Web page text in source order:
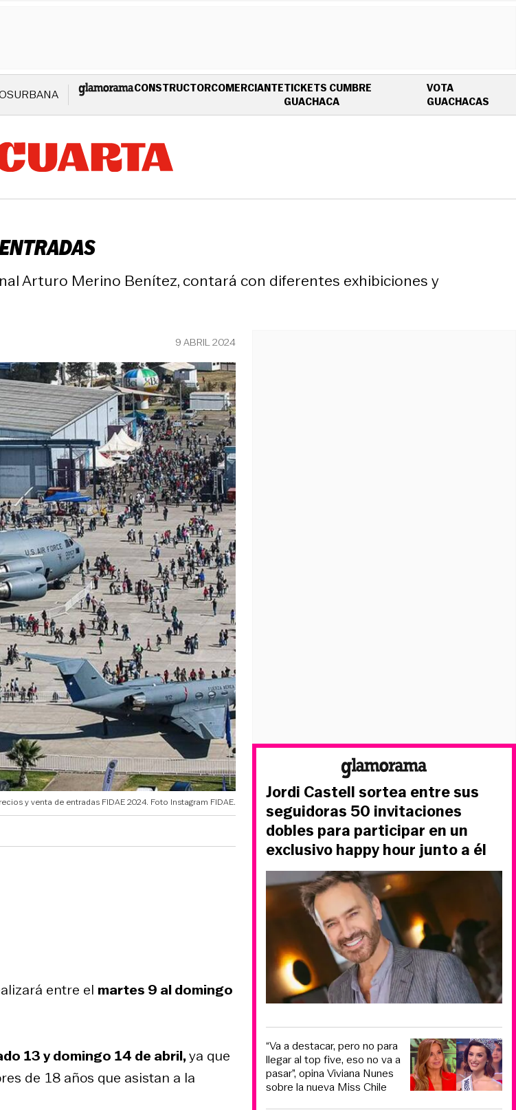
URBANA CONSTRUCTORCOMERCIANTETICKETS CUMBRE
GUACHACAOPENS IN NEW WINDOW
VOTA
GUACHACAS
Arturo Merino Benítez, contará con diferentes exhibiciones y
9 ABRIL 2024
y venta de entradas FIDAE 2024. Foto Instagram FIDAE.
entre el martes 9 al domingo
13 y domingo 14 de abril,ya que
de 18 años que asistan a la
Jordi Castell sortea entre sus
seguidoras 50 invitaciones
dobles para participar en un
exclusivo happy hour junto a él
“Va a destacar, pero no para
llegar al top five, eso no va a
pasar”, opina Viviana Nunes
sobre la nueva Miss Chile